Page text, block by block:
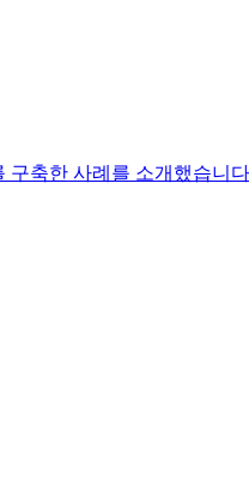
구축한 사례를 소개했습